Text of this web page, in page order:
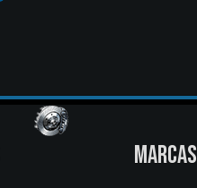
MARCAS